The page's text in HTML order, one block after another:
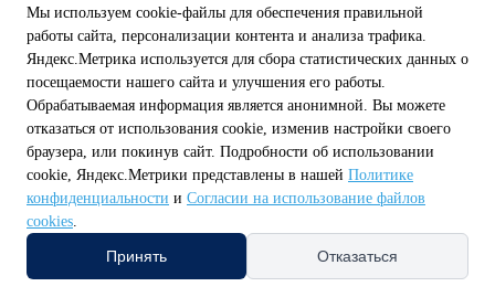
Магаданская обл. Москва Москва и Московская обл.
Мурманская обл.
Нижегородская обл. Нижний Новгород Новгородская обл.
Новосибирская обл.
Омская обл.
Оренбургская обл.
Орловская обл.
Пензенская обл. Псковская обл.
Республика Мордовия
Татарстан
Республика Чувашия
Рязанская обл.
Самарская обл. Санкт-Петербург Саратовская обл.
Мы используем cookie-файлы для обеспечения правильной
работы сайта, персонализации контента и анализа трафика.
Яндекс.Метрика используется для сбора статистических данных о
посещаемости нашего сайта и улучшения его работы.
Обрабатываемая информация является анонимной. Вы можете
отказаться от использования cookie, изменив настройки своего
браузера, или покинув сайт. Подробности об использовании
cookie, Яндекс.Метрики представлены в нашей Политике
конфиденциальности и Согласии на использование файлов
cookies.
Принять Отказаться